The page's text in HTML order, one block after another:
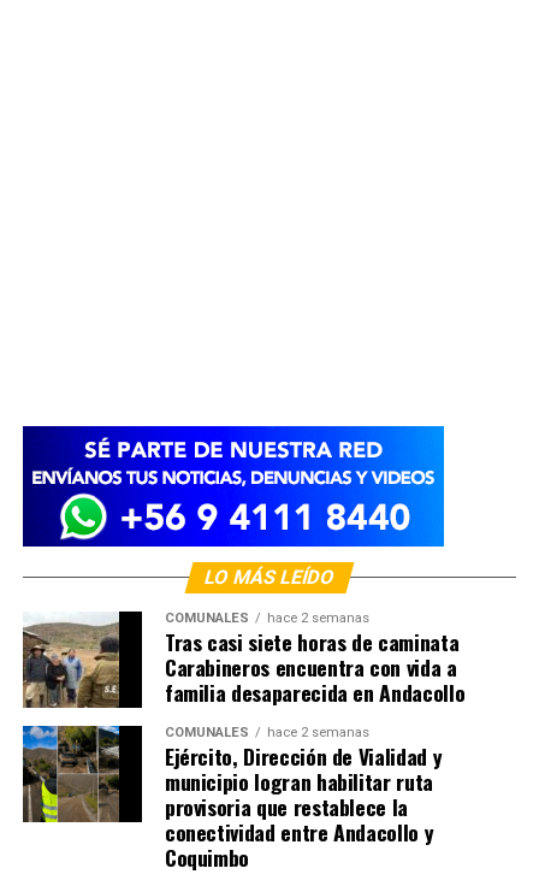
LO MÁS LEÍDO
COMUNALES hace 2 semanas
Tras casi siete horas de caminata
Carabineros encuentra con vida a
familia desaparecida en Andacollo
COMUNALES hace 2 semanas
Ejército, Dirección de Vialidad y
municipio logran habilitar ruta
provisoria que restablece la
conectividad entre Andacollo y
Coquimbo